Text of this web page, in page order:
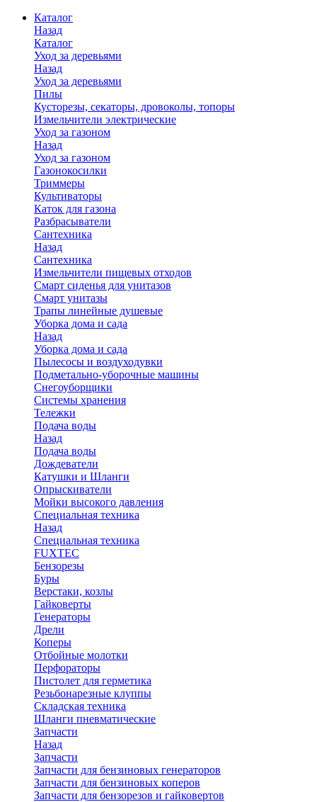
Каталог
Назад
Каталог
Уход за деревьями
Назад
Уход за деревьями
Пилы
Кусторезы, секаторы, дровоколы, топоры
Измельчители электрические
Уход за газоном
Назад
Уход за газоном
Газонокосилки
Триммеры
Культиваторы
Каток для газона
Разбрасыватели
Сантехника
Назад
Сантехника
Измельчители пищевых отходов
Смарт сиденья для унитазов
Смарт унитазы
Трапы линейные душевые
Уборка дома и сада
Назад
Уборка дома и сада
Пылесосы и воздуходувки
Подметально-уборочные машины
Снегоуборщики
Системы хранения
Тележки
Подача воды
Назад
Подача воды
Дождеватели
Катушки и Шланги
Опрыскиватели
Мойки высокого давления
Специальная техника
Назад
Специальная техника
FUXTEC
Бензорезы
Буры
Верстаки, козлы
Гайковерты
Генераторы
Дрели
Коперы
Отбойные молотки
Перфораторы
Пистолет для герметика
Резьбонарезные клуппы
Складская техника
Шланги пневматические
Запчасти
Назад
Запчасти
Запчасти для бензиновых генераторов
Запчасти для бензиновых коперов
Запчасти для бензорезов и гайковертов